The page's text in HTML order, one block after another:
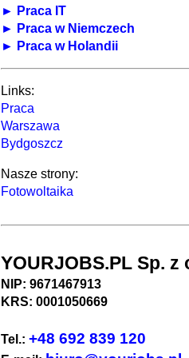
► Praca IT
► Praca w Niemczech
► Praca w Holandii
Links:
Praca
Warszawa
Bydgoszcz
Nasze strony:
Fotowoltaika
YOURJOBS.PL Sp. z
NIP: 9671467913
KRS: 0001050669
Tel.: +48 692 839 120